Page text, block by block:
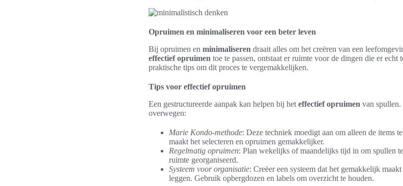
Opruimen en minimaliseren voor een beter leven
Bij opruimen en minimaliseren draait alles om het creëren van een
effectief opruimen toe te passen, ontstaat er ruimte voor de dingen die er
praktische tips om dit proces te vergemakkelijken.
Tips voor effectief opruimen
Een gestructureerde aanpak kan helpen bij het effectief opruimen van
overwegen:
Marie Kondo-methode: Deze techniek moedigt aan om alleen de items
maakt het selecteren en opruimen gemakkelijker.
Regelmatig opruimen: Plan wekelijks of maandelijks tijd in om spullen
ruimte georganiseerd.
Systeem voor organisatie: Creëer een systeem dat het gemakkelijk
leggen. Gebruik opbergdozen en labels om overzicht te houden.